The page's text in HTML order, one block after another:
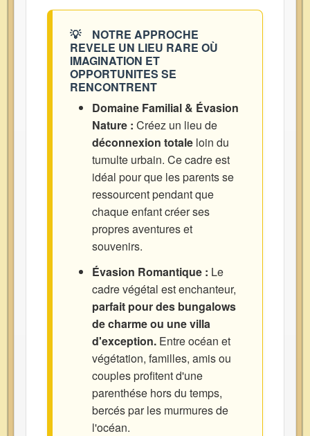
💡
NOTRE APPROCHE
REVELE UN LIEU RARE OÙ
IMAGINATION ET
OPPORTUNITES SE
RENCONTRENT
Domaine Familial & Évasion
Nature : Créez un lieu de
déconnexion totale loin du
tumulte urbain. Ce cadre est
idéal pour que les parents se
ressourcent pendant que
chaque enfant créer ses
propres aventures et
souvenirs.
Évasion Romantique : Le
cadre végétal est enchanteur,
parfait pour des bungalows
de charme ou une villa
d'exception. Entre océan et
végétation, familles, amis ou
couples profitent d'une
parenthése hors du temps,
bercés par les murmures de
l'océan.